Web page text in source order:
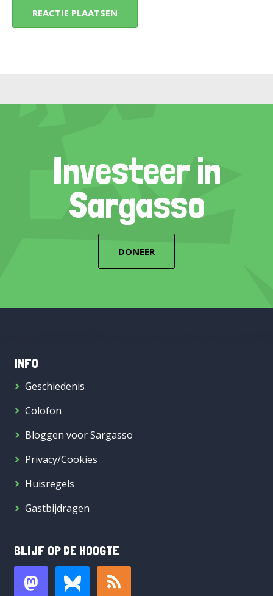
Investeer in
Sargasso
DONEER
INFO
Geschiedenis
Colofon
Bloggen voor Sargasso
Privacy/Cookies
Huisregels
Gastbijdragen
BLIJF OP DE HOOGTE